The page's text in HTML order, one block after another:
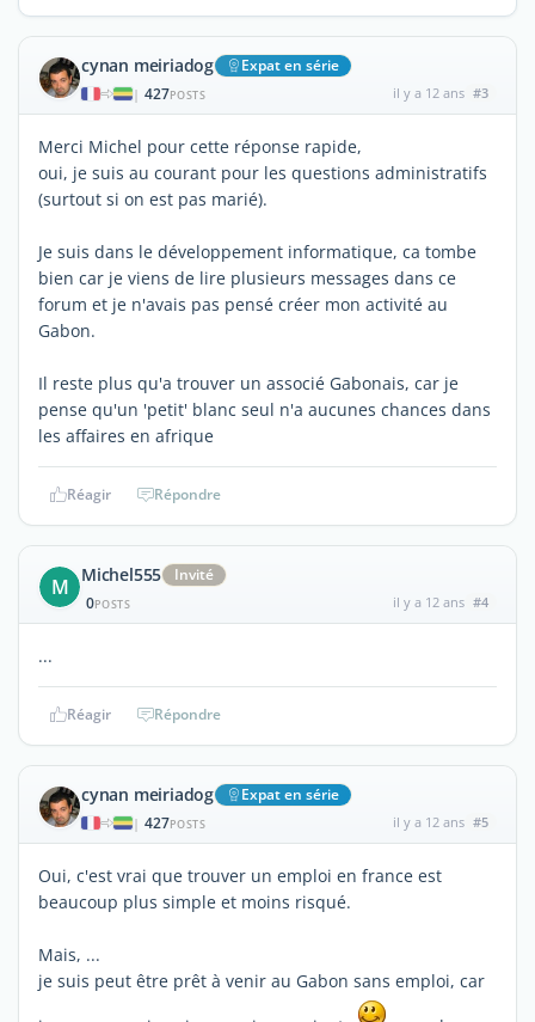
cynan meiriadog Expat en série
| 427POSTS il y a 12 ans #3
Merci Michel pour cette réponse rapide,
oui, je suis au courant pour les questions administratifs
(surtout si on est pas marié).
Je suis dans le développement informatique, ca tombe
bien car je viens de lire plusieurs messages dans ce
forum et je n'avais pas pensé créer mon activité au
Gabon.
Il reste plus qu'a trouver un associé Gabonais, car je
pense qu'un 'petit' blanc seul n'a aucunes chances dans
les affaires en afrique
Réagir Répondre
M Michel555
Invité
0POSTS il y a 12 ans #4
...
Réagir Répondre
cynan meiriadog Expat en série
| 427POSTS il y a 12 ans #5
Oui, c'est vrai que trouver un emploi en france est
beaucoup plus simple et moins risqué.
Mais, ...
je suis peut être prêt à venir au Gabon sans emploi, car